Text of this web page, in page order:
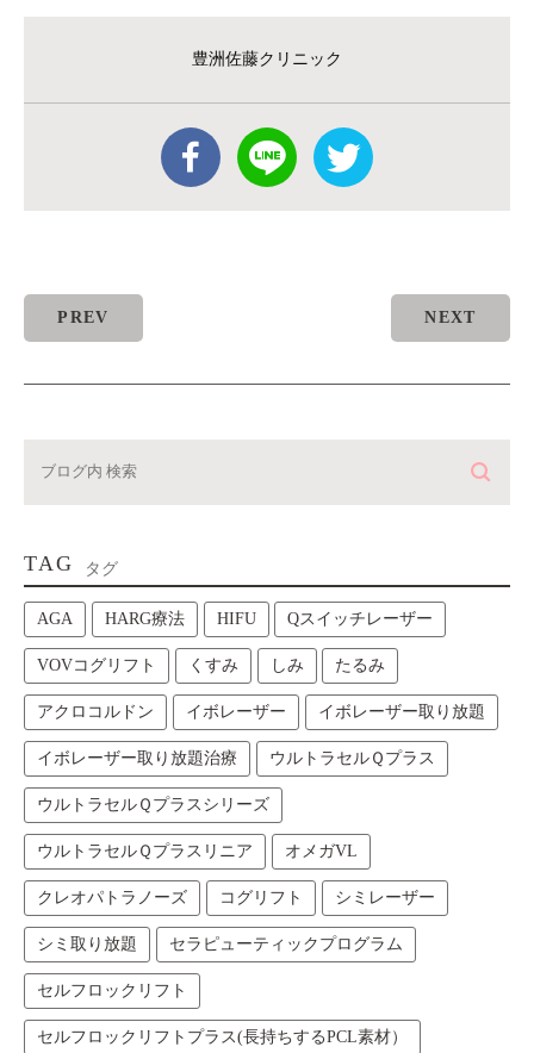
豊洲佐藤クリニック
PREV NEXT
TAG タグ
AGA HARG療法 HIFU Qスイッチレーザー
VOVコグリフト くすみ しみ たるみ
アクロコルドン イボレーザー イボレーザー取り放題
イボレーザー取り放題治療 ウルトラセルＱプラス
ウルトラセルＱプラスシリーズ
ウルトラセルＱプラスリニア オメガVL
クレオパトラノーズ コグリフト シミレーザー
シミ取り放題 セラピューティックプログラム
セルフロックリフト
セルフロックリフトプラス(長持ちするPCL素材）